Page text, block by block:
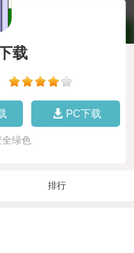
载
PC下载
绿色
排行